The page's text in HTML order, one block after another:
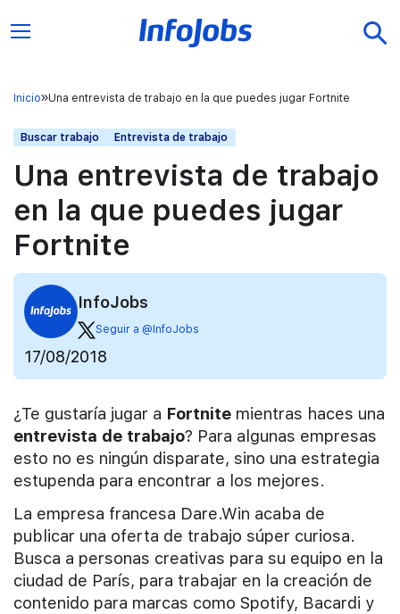
Inicio Una entrevista de trabajo en la que puedes jugar Fortnite
Buscar trabajo Entrevista de trabajo
Una entrevista de trabajo
en la que puedes jugar
Fortnite
InfoJobs
Seguir a @InfoJobs
17/08/2018
¿Te gustaría jugar a Fortnite mientras haces una
entrevista de trabajo? Para algunas empresas
esto no es ningún disparate, sino una estrategia
estupenda para encontrar a los mejores.
La empresa francesa Dare.Win acaba de
publicar una oferta de trabajo súper curiosa.
Busca a personas creativas para su equipo en la
ciudad de París, para trabajar en la creación de
contenido para marcas como Spotify, Bacardi y